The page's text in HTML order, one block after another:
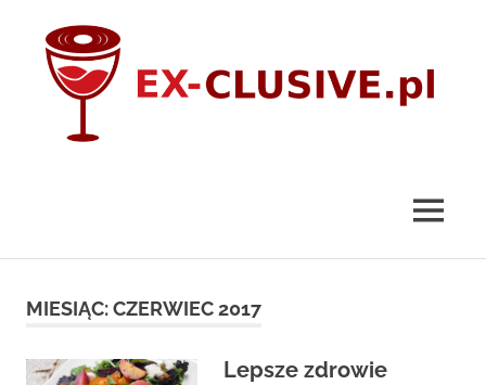
content
MENU
MIESIĄC:CZERWIEC 2017
Lepsze zdrowie